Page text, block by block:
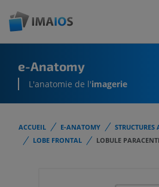
e-Anatomy
L'anatomie de l'imagerie
ACCUEIL E-ANATOMY
LOBE FRONTAL
LOBULE